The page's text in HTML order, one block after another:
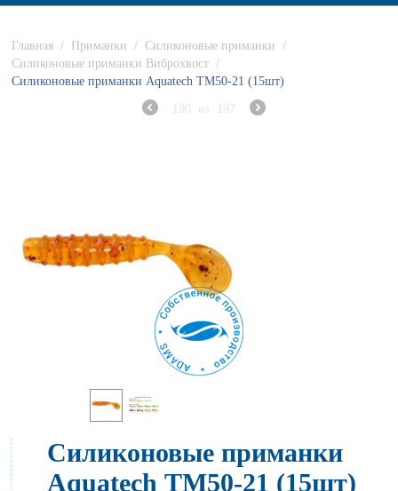
Главная / Приманки / Силиконовые приманки
/
Силиконовые приманки Виброхвост /
Силиконовые приманки Aquatech ТМ50-21 (15шт)
190 из 197
Силиконовые приманки
Aquatech ТМ50-21 (15шт)